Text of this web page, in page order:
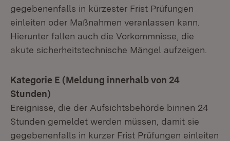
gegebenenfalls in kürzester Frist Prüfungen
einleiten oder Maßnahmen veranlassen kann.
Hierunter fallen auch die Vorkommnisse, die
akute sicherheitstechnische Mängel aufzeigen.
Kategorie E (Meldung innerhalb von 24
Stunden)
Ereignisse, die der Aufsichtsbehörde binnen 24
Stunden gemeldet werden müssen, damit sie
gegebenenfalls in kurzer Frist Prüfungen einleiten